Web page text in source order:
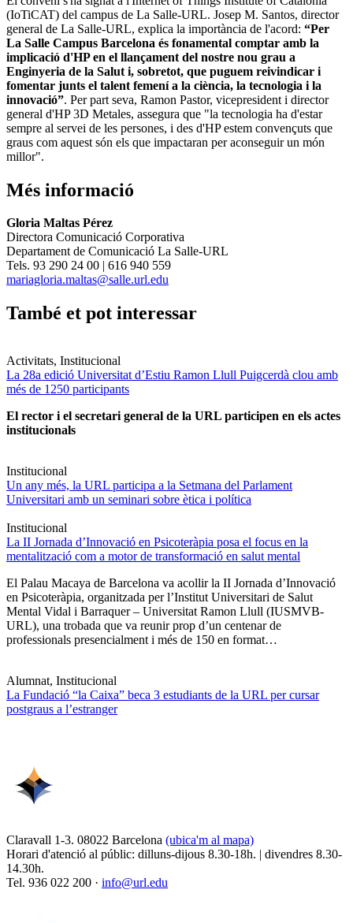
(IoTiCAT) del campus de La Salle-URL. Josep M. Santos, director
general de La Salle-URL, explica la importància de l'acord: “Per
La Salle Campus Barcelona és fonamental comptar amb la
implicació d'HP en el llançament del nostre nou grau a
Enginyeria de la Salut i, sobretot, que puguem reivindicar i
fomentar junts el talent femení a la ciència, la tecnologia i la
innovació”. Per part seva, Ramon Pastor, vicepresident i director
general d'HP 3D Metales, assegura que "la tecnologia ha d'estar
sempre al servei de les persones, i des d'HP estem convençuts que
graus com aquest són els que impactaran per aconseguir un món
millor".
Més informació
Gloria Maltas Pérez
Directora Comunicació Corporativa
Departament de Comunicació La Salle-URL
Tels. 93 290 24 00 | 616 940 559
mariagloria.maltas@salle.url.edu
També et pot interessar
Activitats, Institucional
La 28a edició Universitat d’Estiu Ramon Llull Puigcerdà clou amb
més de 1250 participants
El rector i el secretari general de la URL participen en els actes
institucionals
Institucional
Un any més, la URL participa a la Setmana del Parlament
Universitari amb un seminari sobre ètica i política
Institucional
La II Jornada d’Innovació en Psicoteràpia posa el focus en la
mentalització com a motor de transformació en salut mental
El Palau Macaya de Barcelona va acollir la II Jornada d’Innovació
en Psicoteràpia, organitzada per l’Institut Universitari de Salut
Mental Vidal i Barraquer – Universitat Ramon Llull (IUSMVB-
URL), una trobada que va reunir prop d’un centenar de
professionals presencialment i més de 150 en format…
Alumnat, Institucional
La Fundació “la Caixa” beca 3 estudiants de la URL per cursar
postgraus a l’estranger
Claravall 1-3. 08022 Barcelona (ubica'm al mapa)
Horari d'atenció al públic: dilluns-dijous 8.30-18h. | divendres 8.30-
14.30h.
Tel. 936 022 200 · info@url.edu